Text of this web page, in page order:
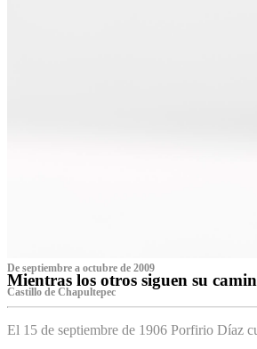
De septiembre a octubre de 2009
Mientras los otros siguen su
Castillo de Chapultepec
El 15 de septiembre de 1906 Porfirio Díaz